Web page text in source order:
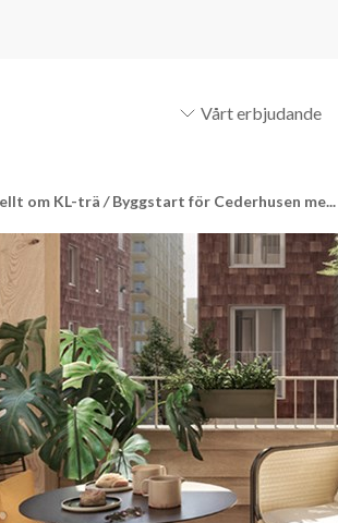
Vårt erbjudande
om KL-trä / Byggstart för Cederhusen me...